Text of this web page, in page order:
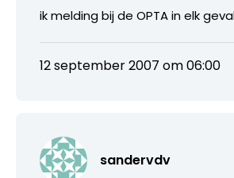
ik melding bij de OPTA in elk
12 september 2007 om 06:00
sandervdv